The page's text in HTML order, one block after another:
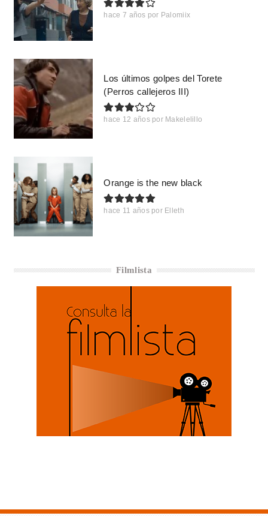
hace 7 años por Palomiix
Los últimos golpes del Torete
(Perros callejeros III)
hace 12 años por Makelelillo
Orange is the new black
hace 11 años por Elleth
Filmlista